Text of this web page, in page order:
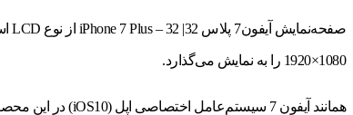
1080×1920 را به نمایش می‌گذارد.
همانند آیفون 7 سیستم‌عامل اختصاصی اپل (iOS10) در این محصول ایفای نقش می‌کند و جک 3.5‌میلی‌متری هدفون در این محصول حذف شده است.